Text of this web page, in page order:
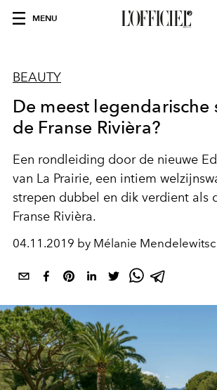
MENU
BEAUTY
De meest legendarische
de Franse Rivièra?
Een rondleiding door de nieuwe
van La Prairie, een intiem
strepen dubbel en dik verdient als
Franse Rivièra.
04.11.2019 by Mélanie